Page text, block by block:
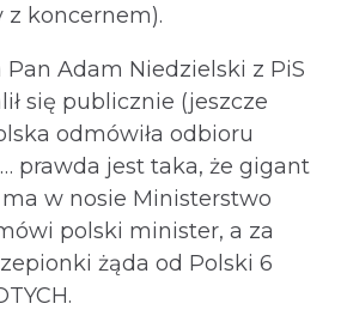
koncernem).
Adam Niedzielski z PiS
się publicznie (jeszcze
odmówiła odbioru
prawda jest taka, że gigant
w nosie Ministerstwo
polski minister, a za
żąda od Polski 6